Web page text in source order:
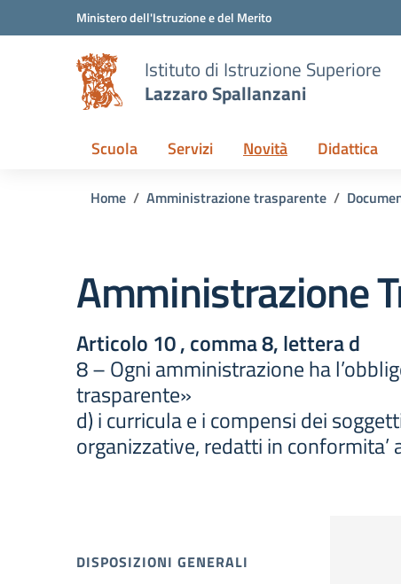
Vai ai contenuti
Vai al menu di navigazioneMinistero dell'Istruzione e del Merito
Istituto di Istruzione Superiore
Lazzaro Spallanzani
Scuola Servizi Novità Didattica
Home Amministrazione trasparente
Amministrazione
Articolo 10 , comma 8, lettera d
8 – Ogni amministrazione ha
trasparente»
d) i curricula e i compensi dei
organizzative, redatti in
DISPOSIZIONI GENERALI